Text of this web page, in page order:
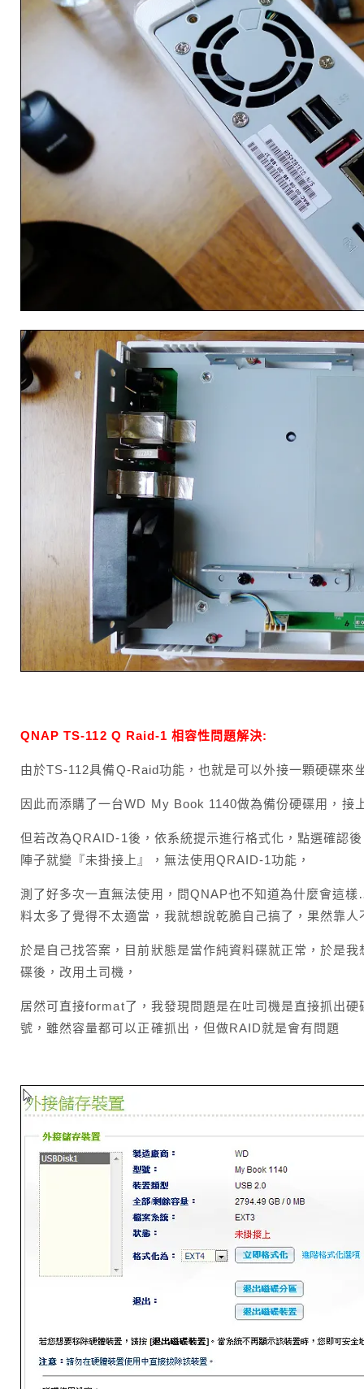
QNAP TS-112 Q Raid-1 相容性問題解決:
由於TS-112具備Q-Raid功能，也就是可以外接一顆硬碟來
因此而添購了一台WD My Book 1140做為備份硬碟用，接
但若改為QRAID-1後，依系統提示進行格式化，點選確認
陣子就變『未掛接上』，無法使用QRAID-1功能，
測了好多次一直無法使用，問QNAP也不知道為什麼會這
料太多了覺得不太適當，我就想說乾脆自己搞了，果然靠
於是自己找答案，目前狀態是當作純資料碟就正常，於是
碟後，改用土司機，
居然可直接format了，我發現問題是在吐司機是直接抓出
號，雖然容量都可以正確抓出，但做RAID就是會有問題